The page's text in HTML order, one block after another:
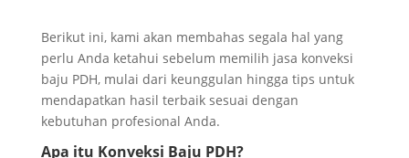
Berikut ini, kami akan membahas segala hal yang
perlu Anda ketahui sebelum memilih jasa konveksi
baju PDH, mulai dari keunggulan hingga tips untuk
mendapatkan hasil terbaik sesuai dengan
kebutuhan profesional Anda.
Apa itu Konveksi Baju PDH?